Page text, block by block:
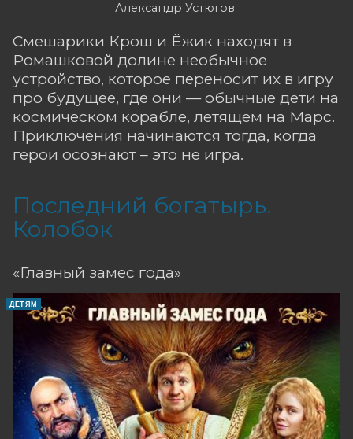
Александр Устюгов
Смешарики Крош и Ёжик находят в
Ромашковой долине необычное
устройство, которое переносит их в игру
про будущее, где они — обычные дети на
космическом корабле, летящем на Марс.
Приключения начинаются тогда, когда
герои осознают – это не игра.
Последний богатырь.
Колобок
«Главный замес года»
ДЕТЯМ